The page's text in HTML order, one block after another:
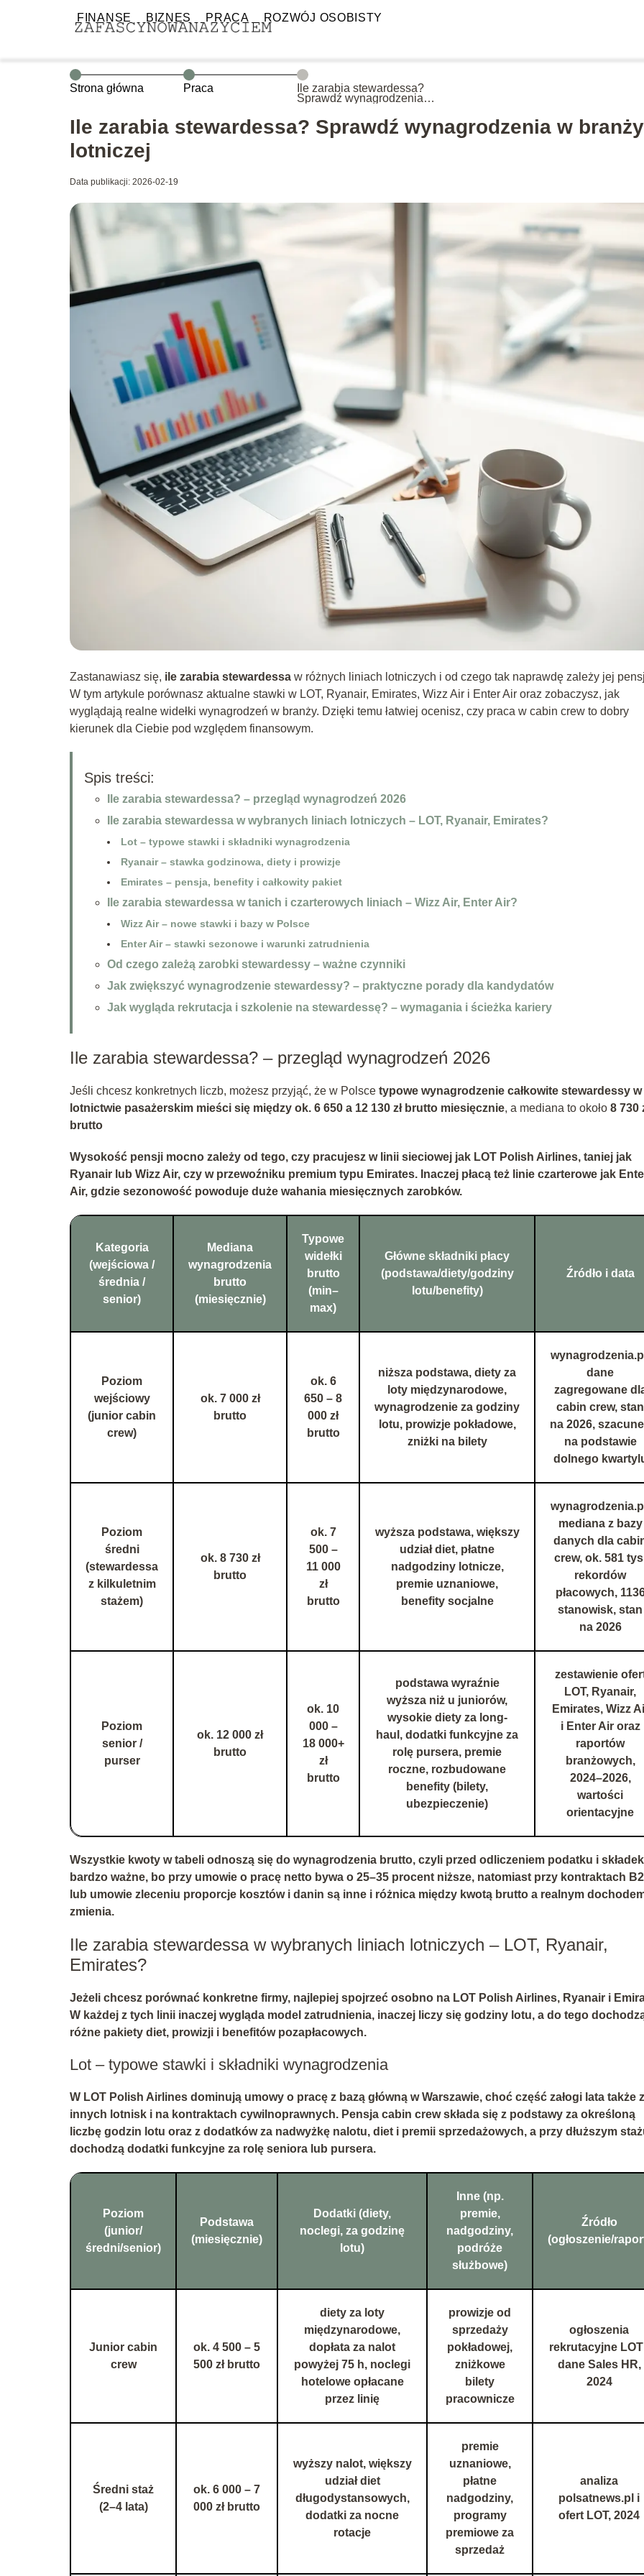
FINANSE BIZNES PRACA ROZWÓJ OSOBISTY
Strona główna Praca
Ile zarabia stewardessa?
Sprawdź wynagrodzenia w
Ile zarabia stewardessa? Sprawdź wynagrodzenia w branży
lotniczej
Data publikacji: 2026-02-19
Zastanawiasz się, ile zarabia stewardessa w różnych liniach lotniczych i od czego tak naprawdę zależy jej
W tym artykule porównasz aktualne stawki w LOT, Ryanair, Emirates, Wizz Air i Enter Air oraz zobaczysz, jak
wyglądają realne widełki wynagrodzeń w branży. Dzięki temu łatwiej ocenisz, czy praca w cabin crew to dobry
kierunek dla Ciebie pod względem finansowym.
Spis treści:
Ile zarabia stewardessa? – przegląd wynagrodzeń 2026
Ile zarabia stewardessa w wybranych liniach lotniczych – LOT, Ryanair, Emirates?
Lot – typowe stawki i składniki wynagrodzenia
Ryanair – stawka godzinowa, diety i prowizje
Emirates – pensja, benefity i całkowity pakiet
Ile zarabia stewardessa w tanich i czarterowych liniach – Wizz Air, Enter Air?
Wizz Air – nowe stawki i bazy w Polsce
Enter Air – stawki sezonowe i warunki zatrudnienia
Od czego zależą zarobki stewardessy – ważne czynniki
Jak zwiększyć wynagrodzenie stewardessy? – praktyczne porady dla kandydatów
Jak wygląda rekrutacja i szkolenie na stewardessę? – wymagania i ścieżka kariery
Ile zarabia stewardessa? – przegląd wynagrodzeń 2026
Jeśli chcesz konkretnych liczb, możesz przyjąć, że w Polsce typowe wynagrodzenie całkowite stewardessy w
lotnictwie pasażerskim mieści się między ok. 6 650 a 12 130 zł brutto miesięcznie, a mediana to około 8 730
brutto
Wysokość pensji mocno zależy od tego, czy pracujesz w linii sieciowej jak LOT Polish Airlines, taniej jak
Ryanair lub Wizz Air, czy w przewoźniku premium typu Emirates. Inaczej płacą też linie czarterowe jak
Air, gdzie sezonowość powoduje duże wahania miesięcznych zarobków.
Kategoria
(wejściowa /
średnia /
senior)
Mediana
wynagrodzenia
brutto
(miesięcznie)
Typowe
widełki
brutto
(min–
max)
Główne składniki płacy
(podstawa/diety/godziny
lotu/benefity)
Źródło i data
Poziom
wejściowy
(junior cabin
crew)
ok. 7 000 zł
brutto
ok. 6
650 – 8
000 zł
brutto
niższa podstawa, diety za
loty międzynarodowe,
wynagrodzenie za godziny
lotu, prowizje pokładowe,
zniżki na bilety
dane
zagregowane
cabin crew, stan
na 2026,
na podstawie
dolnego
Poziom
średni
(stewardessa
z kilkuletnim
stażem)
ok. 8 730 zł
brutto
ok. 7
500 –
11 000
zł
brutto
wyższa podstawa, większy
udział diet, płatne
nadgodziny lotnicze,
premie uznaniowe,
benefity socjalne
mediana z bazy
danych dla
crew, ok. 581
rekordów
płacowych,
stanowisk, stan
na 2026
Poziom
senior /
purser
ok. 12 000 zł
brutto
ok. 10
000 –
18 000+
zł
brutto
podstawa wyraźnie
wyższa niż u juniorów,
wysokie diety za long-
haul, dodatki funkcyjne za
rolę pursera, premie
roczne, rozbudowane
benefity (bilety,
ubezpieczenie)
zestawienie
LOT, Ryanair,
Emirates, Wizz
i Enter Air oraz
raportów
branżowych,
2024–2026,
wartości
orientacyjne
Wszystkie kwoty w tabeli odnoszą się do wynagrodzenia brutto, czyli przed odliczeniem podatku i
bardzo ważne, bo przy umowie o pracę netto bywa o 25–35 procent niższe, natomiast przy kontraktach
lub umowie zleceniu proporcje kosztów i danin są inne i różnica między kwotą brutto a realnym
zmienia.
Ile zarabia stewardessa w wybranych liniach lotniczych – LOT, Ryanair,
Emirates?
Jeżeli chcesz porównać konkretne firmy, najlepiej spojrzeć osobno na LOT Polish Airlines, Ryanair i
W każdej z tych linii inaczej wygląda model zatrudnienia, inaczej liczy się godziny lotu, a do tego
różne pakiety diet, prowizji i benefitów pozapłacowych.
Lot – typowe stawki i składniki wynagrodzenia
W LOT Polish Airlines dominują umowy o pracę z bazą główną wWarszawie, choć część załogi lata także z
innych lotnisk i na kontraktach cywilnoprawnych. Pensja cabin crew składa się z podstawy za określoną
liczbę godzin lotu oraz z dodatków za nadwyżkę nalotu, diet i premii sprzedażowych, a przy dłuższym
dochodzą dodatki funkcyjne za rolę seniora lub pursera.
Poziom
(junior/
średni/senior)
Podstawa
(miesięcznie)
Dodatki (diety,
noclegi, za godzinę
lotu)
Inne (np.
premie,
nadgodziny,
podróże
służbowe)
Źródło
(ogłoszenie/
Junior cabin
crew
ok. 4 500 – 5
500 zł brutto
diety za loty
międzynarodowe,
dopłata za nalot
powyżej 75 h, noclegi
hotelowe opłacane
przez linię
prowizje od
sprzedaży
pokładowej,
zniżkowe
bilety
pracownicze
ogłoszenia
rekrutacyjne
dane Sales HR,
2024
Średni staż
(2–4 lata)
ok. 6 000 – 7
000 zł brutto
wyższy nalot, większy
udział diet
długodystansowych,
dodatki za nocne
rotacje
premie
uznaniowe,
płatne
nadgodziny,
programy
premiowe za
sprzedaż
analiza
polsatnews.pl i
ofert LOT, 2024